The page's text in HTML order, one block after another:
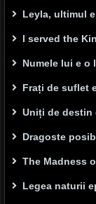
Leyla, ultimul
I served the
Numele lui e o
Frați de suflet
Uniți de destin
Dragoste
The Madness
Legea naturii